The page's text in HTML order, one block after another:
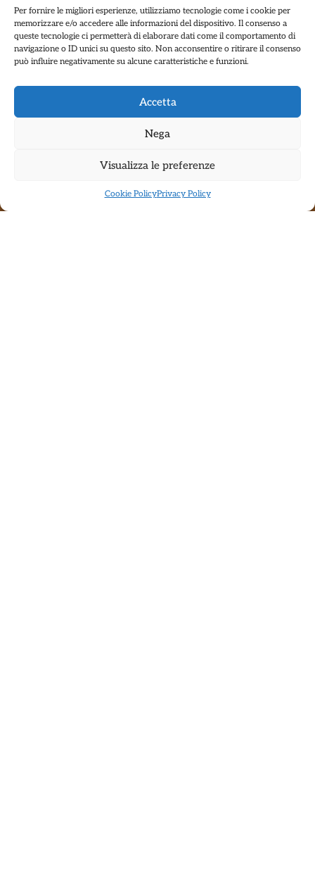
Per fornire le migliori esperienze, utilizziamo tecnologie come i cookie per
memorizzare e/o accedere alle informazioni del dispositivo. Il consenso a
queste tecnologie ci permetterà di elaborare dati come il comportamento di
navigazione o ID unici su questo sito. Non acconsentire o ritirare il consenso
può influire negativamente su alcune caratteristiche e funzioni.
Accetta
Nega
Visualizza le preferenze
Cookie PolicyPrivacy Policy
• Un campo da pallavolo
• Un tavolo da Pingpong
• Biliardini
• Parco giochi
• Lago per la pesca sportiva
• Sentieri per jogging e mountain-bike